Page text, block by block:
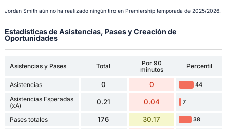
Jordan Smith aún no ha realizado ningún tiro en Premiership temporada de 2025/2026.
Estadísticas de Asistencias, Pases y Creación de
Oportunidades
Asistencias y Pases Total
Por 90
minutos
Percentil
Asistencias 0 0 44
Asistencias Esperadas
(xA)
0.21 0.04 7
Pases totales 176 30.17 38